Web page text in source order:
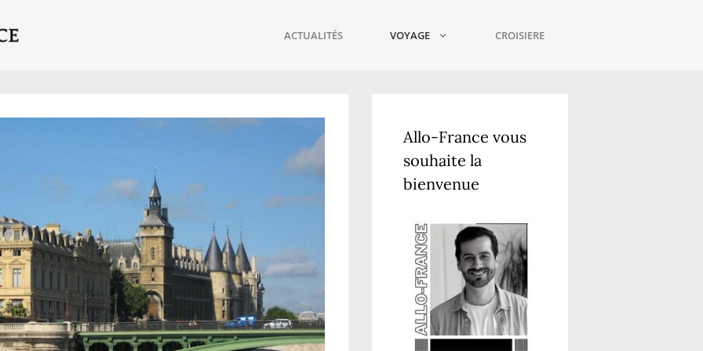
ACTUALITÉS VOYAGE CROISIERE
Allo-France vous
souhaite la
bienvenue